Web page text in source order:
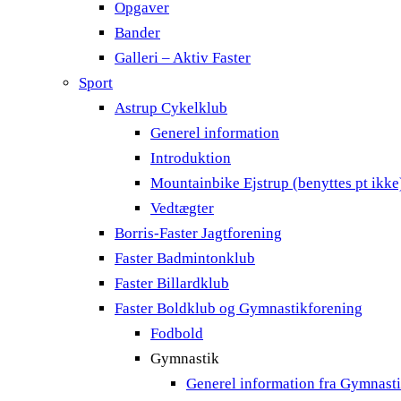
Opgaver
Bander
Galleri – Aktiv Faster
Sport
Astrup Cykelklub
Generel information
Introduktion
Mountainbike Ejstrup (benyttes pt
Vedtægter
Borris-Faster Jagtforening
Faster Badmintonklub
Faster Billardklub
Faster Boldklub og Gymnastikforening
Fodbold
Gymnastik
Generel information fra